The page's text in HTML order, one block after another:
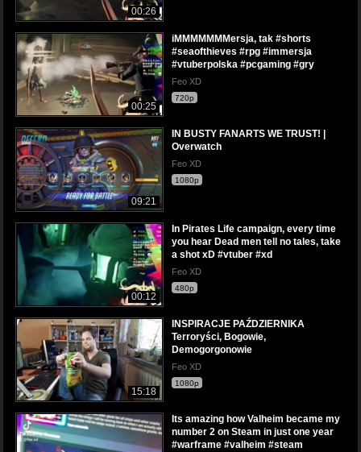
00:26
00:25
iMMMMMMMersja, tak #shorts
#seaofthieves #rpg #immersja
#vtuberpolska #pcgaming #gry
Feo XD
720p
09:21
IN BUSTY FANARTS WE TRUST! |
Overwatch
Feo XD
1080p
00:12
In Pirates Life campaign, every time
you hear Dead men tell no tales, take
a shot xD #vtuber #xd
Feo XD
480p
15:18
INSPIRACJE PAŹDZIERNIKA
Terroryści, Bogowie,
Demogorgonowie
Feo XD
1080p
Its amazing how Valheim became my
number 2 on Steam in just one year
#warframe #valheim #steam